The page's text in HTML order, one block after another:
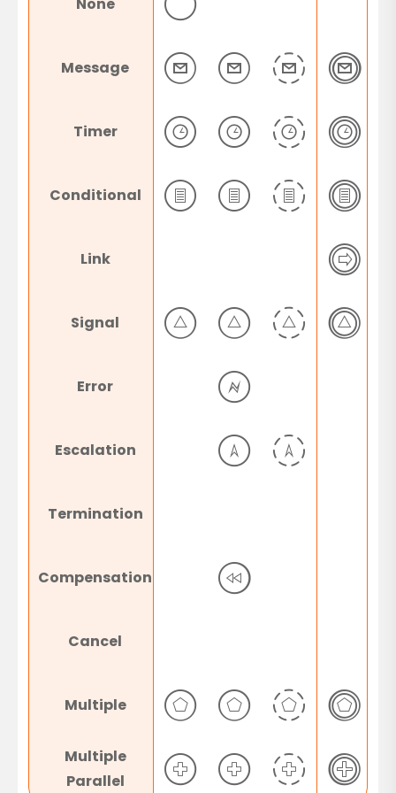
Message
Timer
Conditional
Link
Signal
Error
Escalation
Termination
Compensation
Cancel
Multiple
Multiple
Parallel